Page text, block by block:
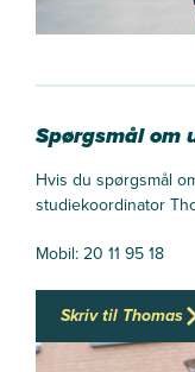
Spørgsmål om
Hvis du spørgsmål
studiekoordinator
Mobil: 20 11 95 18
Skriv til Thomas